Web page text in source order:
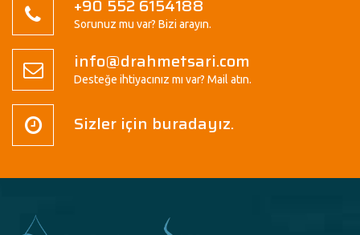
+90 552 6154188
Sorunuz mu var? Bizi arayın.
info@drahmetsari.com
Desteğe ihtiyacınız mı var? Mail atın.
Sizler için buradayız.